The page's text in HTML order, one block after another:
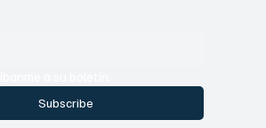
Subscribe